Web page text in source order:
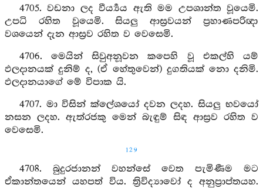
4705. වඩනා ලද වීර්‍ය්‍යය ඇති මම උපශාන්ත වූයෙමි.
උපධි රහිත වූයෙමි. සියලු ආස්‍රවයන් ප්‍රහාණපරිඥා
වශයෙන් දැන ආස්‍රව රහිත ව වෙසෙමි.
4706. මෙයින් සිවුඅනූවන කපෙහි වූ එකල්හි යම්
ඵලදානයක් දුනිම් ද, (ඒ හේතුවෙන්) දුගතියක් නො දනිමි.
ඵලදානයාගේ මේ විපාක යි.
4707. මා විසින් ක්ලේශයෝ දවන ලදහ. සියලු භවයෝ
නසන ලදහ. ඇත්රජකු මෙන් බැඳුම් සිඳ ආස්‍රව රහිත ව
වෙසෙමි.
129
4708. බුදුරජානන් වහන්සේ වෙත පැමිණීම මට
ඒකාන්තයෙන් යහපත් විය. ත්‍රිවිද්‍යාවෝ ද අනුප්‍රාප්තයහ.